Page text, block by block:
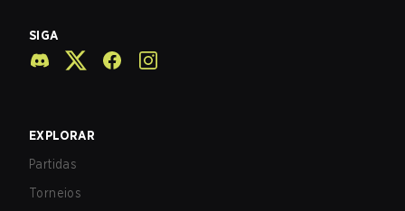
SIGA
EXPLORAR
Partidas
Torneios